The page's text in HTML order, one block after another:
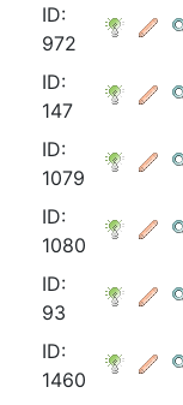
ID:
972
ID:
147
ID:
1079
ID:
1080
ID:
93
ID:
1460